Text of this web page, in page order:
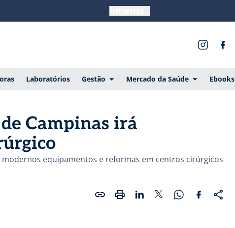
Laboratórios Gestão Mercado da Saúde Ebooks
Campinas irá
equipamentos e reformas em centros cirúrgicos